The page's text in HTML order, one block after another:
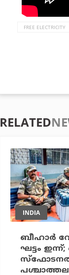
FREE ELECTRICITY
RELATED
INDIA
ബീഹാര്‍
ഘട്ടം ഇന്ന്;